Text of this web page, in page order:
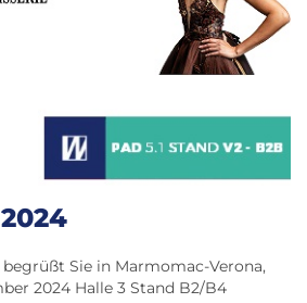
Sie in Marmomac-Verona,
2024 Halle 3 Stand B2/B4